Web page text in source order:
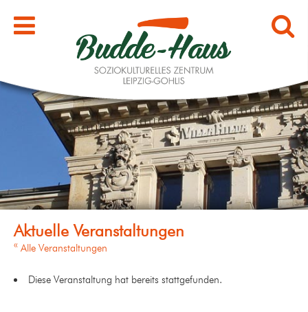
« Alle Veranstaltungen
Diese Veranstaltung hat bereits stattgefunden.